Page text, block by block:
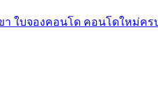
ใบจองคอนโด คอนโดใหม่ค